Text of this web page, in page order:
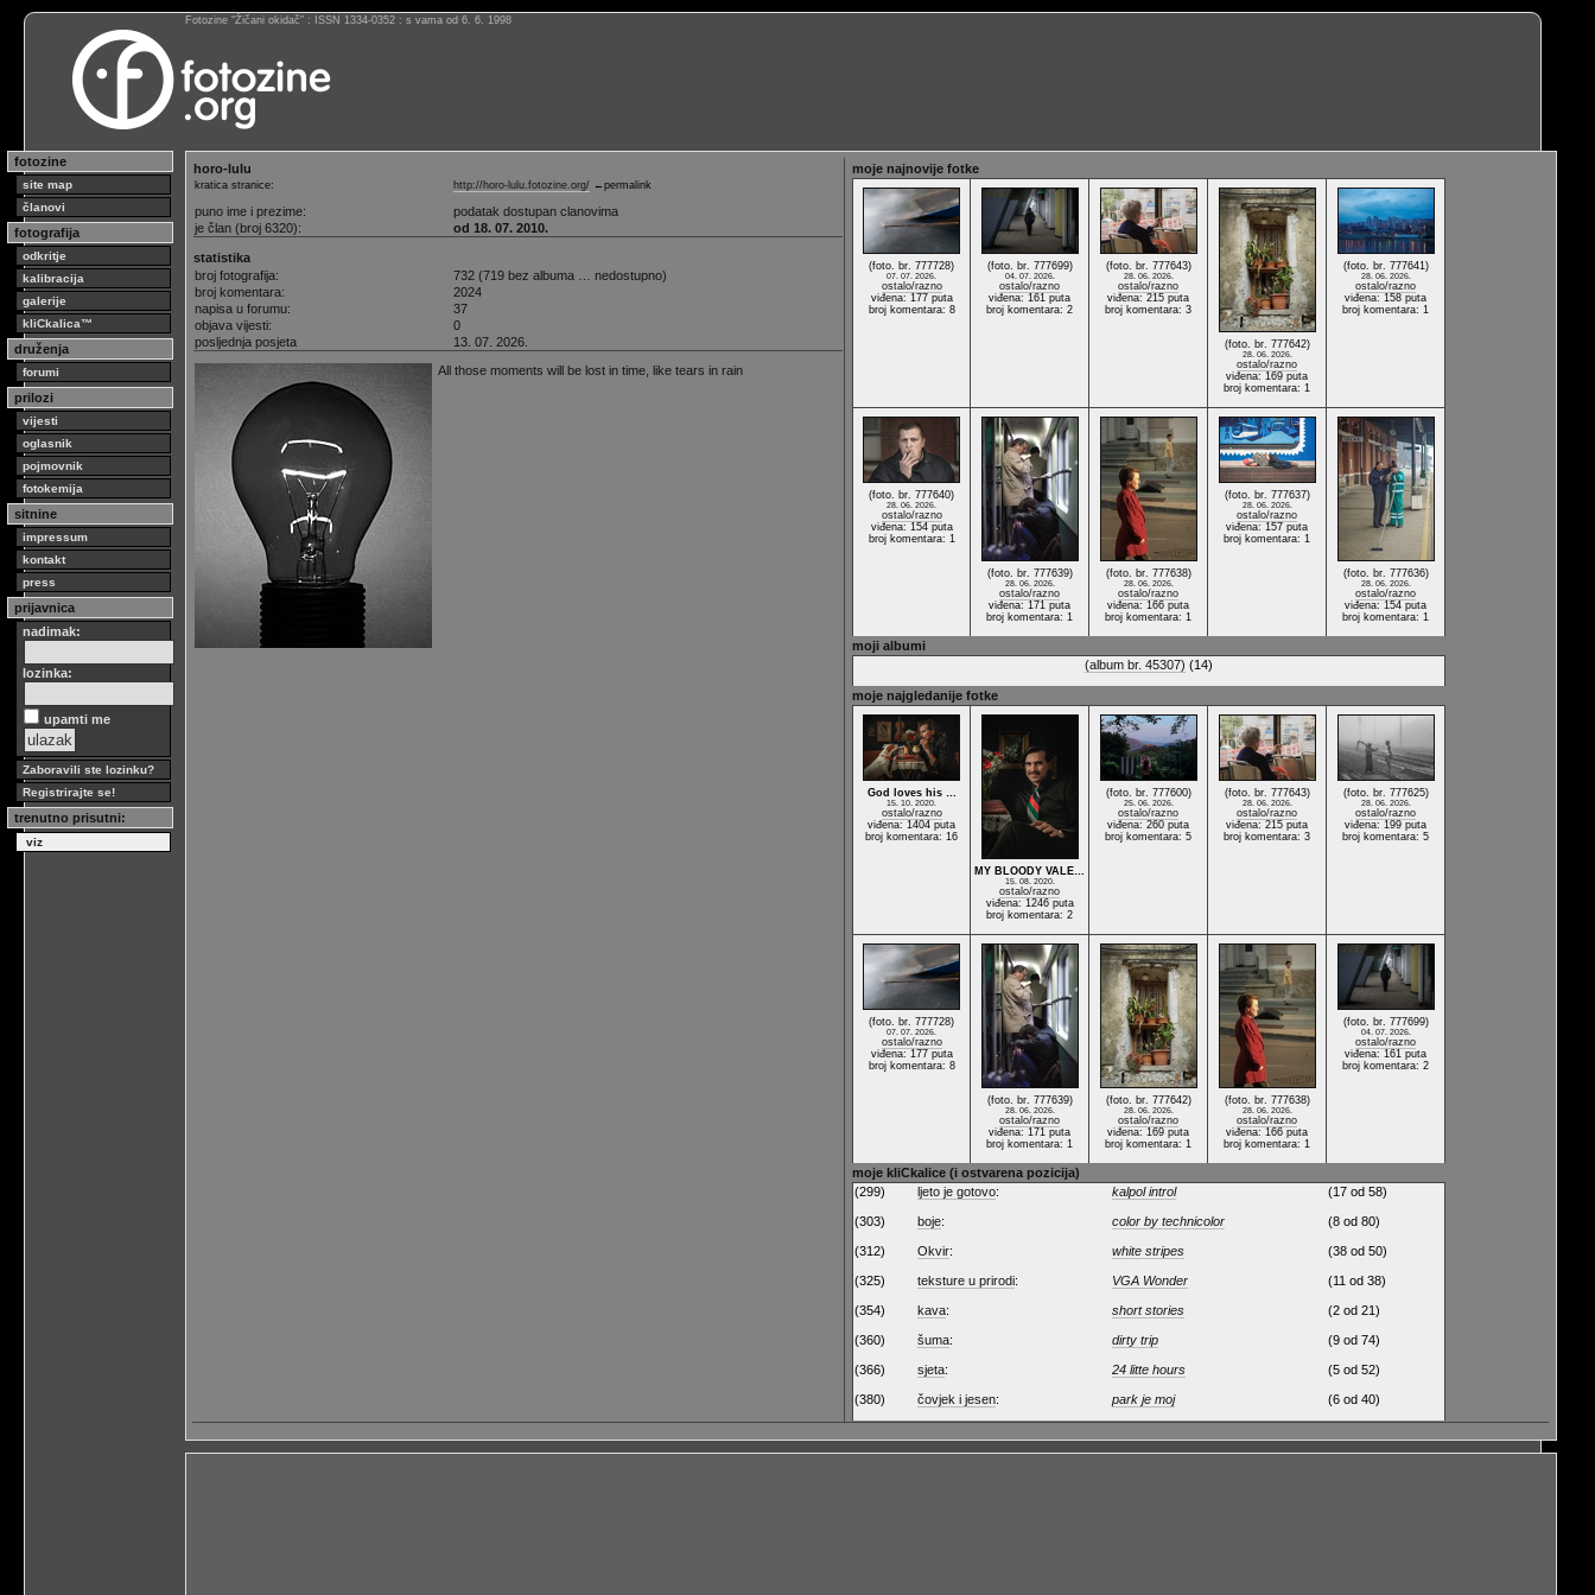
Fotozine “Žičani okidač” : ISSN 1334-0352 : s vama od 6. 6. 1998
fotozine
site map
članovi
fotografija
odkritje
kalibracija
galerije
kliCkalica™
druženja
forumi
prilozi
vijesti
oglasnik
pojmovnik
fotokemija
sitnine
impressum
kontakt
press
prijavnica
nadimak:
lozinka:
upamti me
Zaboravili ste lozinku?
Registrirajte se!
trenutno prisutni:
viz
horo-lulu
kratica stranice: http://horo-lulu.fotozine.org/ ←permalink
puno ime i prezime:
podatak dostupan clanovima
je član (broj 6320):
od 18. 07. 2010.
statistika
broj fotografija:
732 (719 bez albuma … nedostupno)
broj komentara:
2024
napisa u forumu:
37
objava vijesti:
0
posljednja posjeta
13. 07. 2026.
All those moments will be lost in time, like tears in rain
moje najnovije fotke
(foto. br. 777728)
07. 07. 2026.
ostalo/razno
viđena: 177 puta
broj komentara: 8
(foto. br. 777699)
04. 07. 2026.
ostalo/razno
viđena: 161 puta
broj komentara: 2
(foto. br. 777643)
28. 06. 2026.
ostalo/razno
viđena: 215 puta
broj komentara: 3
(foto. br. 777642)
28. 06. 2026.
ostalo/razno
viđena: 169 puta
broj komentara: 1
(foto. br. 777641)
28. 06. 2026.
ostalo/razno
viđena: 158 puta
broj komentara: 1
(foto. br. 777640)
28. 06. 2026.
ostalo/razno
viđena: 154 puta
broj komentara: 1
(foto. br. 777639)
28. 06. 2026.
ostalo/razno
viđena: 171 puta
broj komentara: 1
(foto. br. 777638)
28. 06. 2026.
ostalo/razno
viđena: 166 puta
broj komentara: 1
(foto. br. 777637)
28. 06. 2026.
ostalo/razno
viđena: 157 puta
broj komentara: 1
(foto. br. 777636)
28. 06. 2026.
ostalo/razno
viđena: 154 puta
broj komentara: 1
moji albumi
(album br. 45307) (14)
moje najgledanije fotke
God loves his …
15. 10. 2020.
ostalo/razno
viđena: 1404 puta
broj komentara: 16
MY BLOODY VALE…
15. 08. 2020.
ostalo/razno
viđena: 1246 puta
broj komentara: 2
(foto. br. 777600)
25. 06. 2026.
ostalo/razno
viđena: 260 puta
broj komentara: 5
(foto. br. 777643)
28. 06. 2026.
ostalo/razno
viđena: 215 puta
broj komentara: 3
(foto. br. 777625)
28. 06. 2026.
ostalo/razno
viđena: 199 puta
broj komentara: 5
(foto. br. 777728)
07. 07. 2026.
ostalo/razno
viđena: 177 puta
broj komentara: 8
(foto. br. 777639)
28. 06. 2026.
ostalo/razno
viđena: 171 puta
broj komentara: 1
(foto. br. 777642)
28. 06. 2026.
ostalo/razno
viđena: 169 puta
broj komentara: 1
(foto. br. 777638)
28. 06. 2026.
ostalo/razno
viđena: 166 puta
broj komentara: 1
(foto. br. 777699)
04. 07. 2026.
ostalo/razno
viđena: 161 puta
broj komentara: 2
moje kliCkalice (i ostvarena pozicija)
(299)
ljeto je gotovo: kalpol introl (17 od 58)
(303) boje: color by technicolor (8 od 80)
(312) Okvir: white stripes (38 od 50)
(325) teksture u prirodi: VGA Wonder (11 od 38)
(354) kava: short stories (2 od 21)
(360) šuma: dirty trip (9 od 74)
(366) sjeta: 24 litte hours (5 od 52)
(380) čovjek i jesen: park je moj (6 od 40)